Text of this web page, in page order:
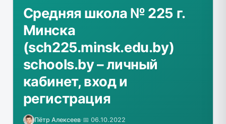
Средняя школа № 225 г.
Минска
(sch225.minsk.edu.by)
schools.by – личный
кабинет, вход и
регистрация
Пётр Алексеев·📅 06.10.2022